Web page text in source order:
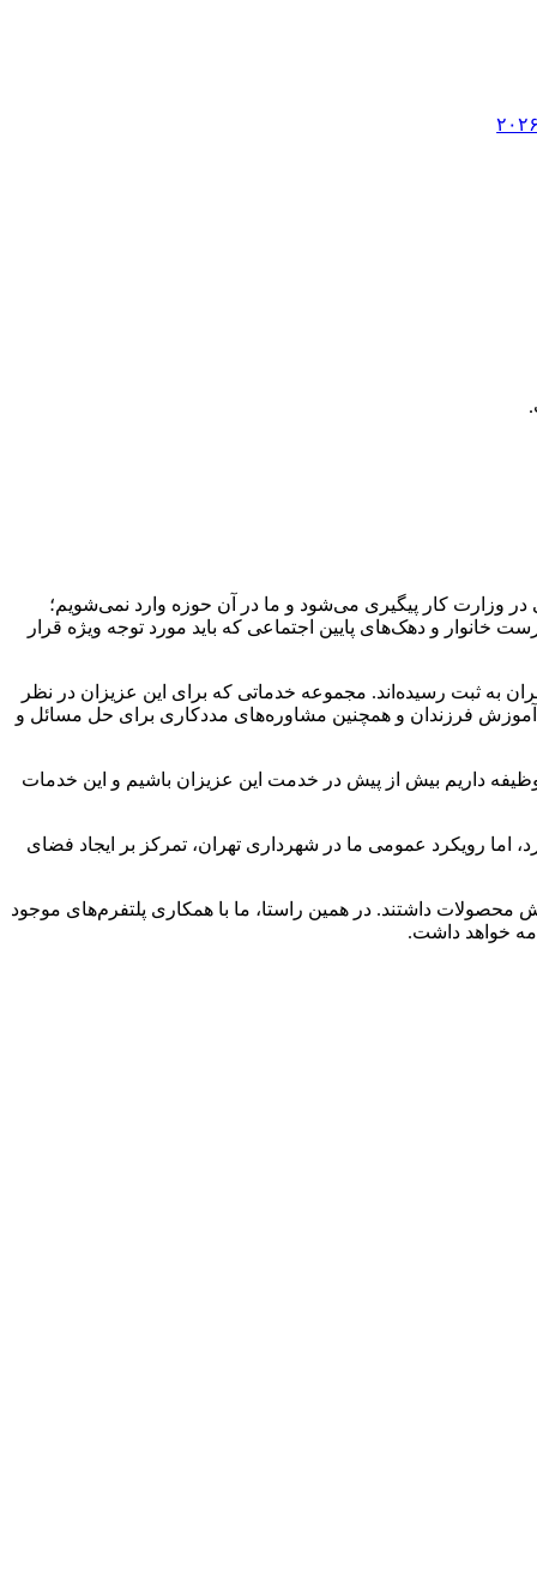
در وزارت کار پیگیری می‌شود و ما در آن حوزه وارد نمی‌شویم؛
خانوار و دهک‌های پایین اجتماعی که باید مورد توجه ویژه قرار
زنان سرپرست خانوار شهرداری تهران به ثبت رسیده‌اند. مجموعه خدماتی که برای این عزیزان در نظر
فرزندان و همچنین مشاوره‌های مددکاری برای حل مسائل و
داریم بیش از پیش در خدمت این عزیزان باشیم و این خدمات
رویکرد عمومی ما در شهرداری تهران، تمرکز بر ایجاد فضای
داشتند. در همین راستا، ما با همکاری پلتفرم‌های موجود
خواهد داشت.